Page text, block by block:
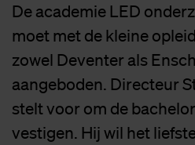
De academie LED
moet met de kleine
zowel Deventer als
aangeboden. Directeur
stelt voor om de
vestigen. Hij wil het